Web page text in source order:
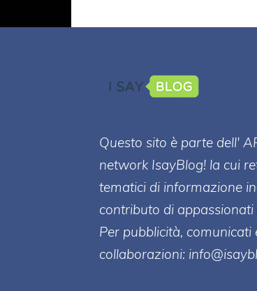
Questo sito è parte dell'
network IsayBlog! la cui
tematici di informazione
contributo di
Per pubblicità, comunicati
collaborazioni: